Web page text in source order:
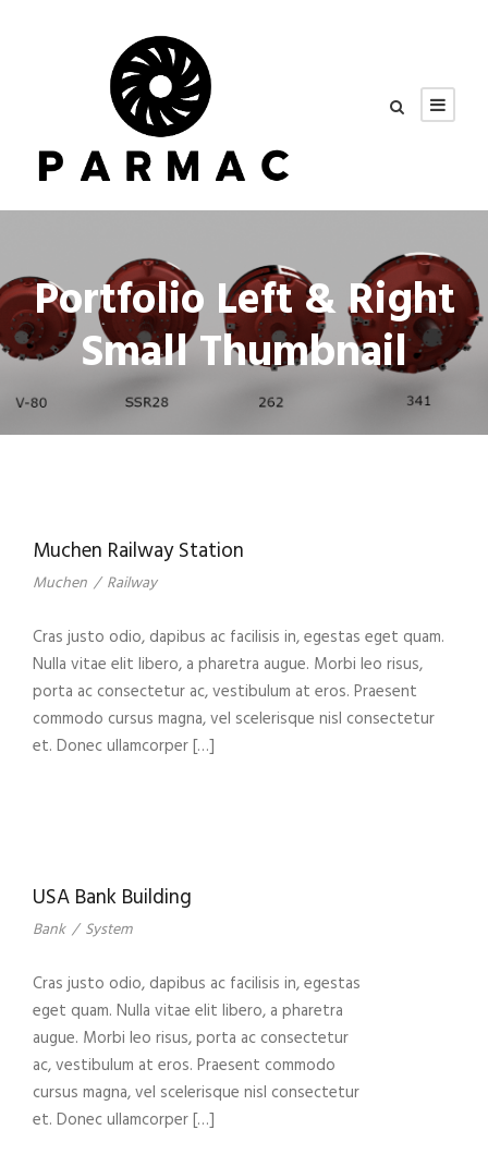
Portfolio Left & Right
Small Thumbnail
Muchen Railway Station
Muchen / Railway
Cras justo odio, dapibus ac facilisis in, egestas eget quam.
Nulla vitae elit libero, a pharetra augue. Morbi leo risus,
porta ac consectetur ac, vestibulum at eros. Praesent
commodo cursus magna, vel scelerisque nisl consectetur
et. Donec ullamcorper […]
USA Bank Building
Bank / System
Cras justo odio, dapibus ac facilisis in, egestas
eget quam. Nulla vitae elit libero, a pharetra
augue. Morbi leo risus, porta ac consectetur
ac, vestibulum at eros. Praesent commodo
cursus magna, vel scelerisque nisl consectetur
et. Donec ullamcorper […]